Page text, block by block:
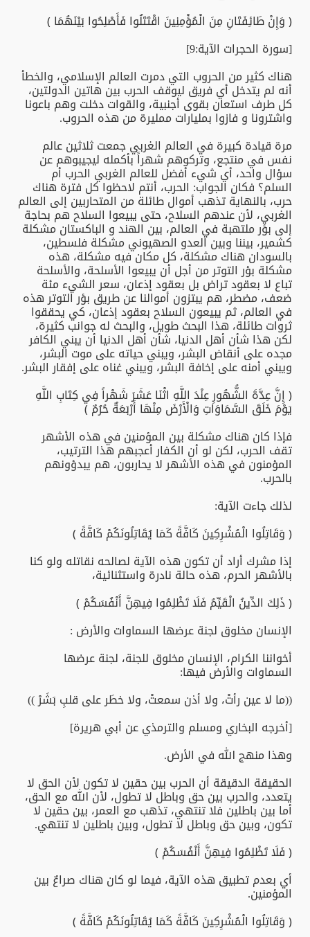
﴿ وَإِنْ طَائِفَتَانِ مِنَ الْمُؤْمِنِينَ اقْتَتَلُوا فَأَصْلِحُوا بَيْنَهُمَا ﴾
[سورة الحجرات الآية:9]
هناك كثير من الحروب التي دمرت العالم الإسلامي، والخطأ
أنه لم يتدخل أي فريق ليوقف الحرب بين هاتين الدولتين،
كل طرف استعان بقوى أجنبية، والقوات دخلت وهم باعونا
واشترونا و فازوا بمليارات ممليرة من هذه الحروب.
مرة قيادة كبيرة في العالم الغربي جمعت ثلاثين عالم
نفس في منتجع، وتركوهم شهراً بأكمله ليجيبوهم عن
سؤال واحد، أي شيء أفضل للعالم الغربي الحرب أم
السلم؟ فكان الجواب: الحرب، أنتم لاحظوا كل فترة هناك
حرب، بالنهاية تذهب أموال طائلة من المتحاربين إلى العالم
الغربي، لأن عندهم السلاح، حتى يبيعوا السلاح هم بحاجة
إلى بؤر ملتهبة في العالم، بين الهند و الباكستان مشكلة
كشمير، بيننا وبين العدو الصهيوني مشكلة فلسطين،
بالسودان هناك مشكلة، كل مكان فيه مشكلة، هذه
مشكلة بؤر التوتر من أجل أن يبيعوا الأسلحة، والأسلحة
تباع لا بعقود تراض بل بعقود إذعان، سعر الشيء مئة
ضعف، مضطر، هم يبتزون أموالنا عن طريق بؤر التوتر هذه
في العالم، ثم يبيعون السلاح بعقود إذعان، كي يحققوا
ثروات طائلة، هذا البحث طويل، والبحث له جوانب كثيرة،
لكن هذا شأن أهل الدنيا، شأن أهل الدنيا أن يبني الكافر
مجده على أنقاض البشر، ويبني حياته على موت البشر،
ويبني أمنه على إخافة البشر، ويبني غناه على إفقار البشر.
﴿ إِنَّ عِدَّةَ الشُّهُورِ عِنْدَ اللَّهِ اثْنَا عَشَرَ شَهْراً فِي كِتَابِ اللَّهِ
يَوْمَ خَلَقَ السَّمَاوَاتِ وَالْأَرْضَ مِنْهَا أَرْبَعَةٌ حُرُمٌ ﴾
فإذا كان هناك مشكلة بين المؤمنين في هذه الأشهر
تقف الحرب، لكن لو أن الكفار أعجبهم هذا الترتيب،
المؤمنون في هذه الأشهر لا يحاربون، هم يبدؤونهم
بالحرب.
لذلك جاءت الآية:
﴿ وَقَاتِلُوا الْمُشْرِكِينَ كَافَّةً كَمَا يُقَاتِلُونَكُمْ كَافَّةً ﴾
إذا مشرك أراد أن تكون هذه الآية لصالحه نقاتله ولو كنا
بالأشهر الحرم، هذه حالة نادرة واستثنائية،
﴿ ذَلِكَ الدِّينُ الْقَيِّمُ فَلَا تَظْلِمُوا فِيهِنَّ أَنْفُسَكُمْ ﴾
الإنسان مخلوق لجنة عرضها السماوات والأرض :
أخواننا الكرام، الإنسان مخلوق للجنة، لجنة عرضها
السماوات والأرض فيها:
((ما لا عين رأتْ، ولا أذن سمعتْ، ولا خطَر على قلبِ بَشَرْ ))
[أخرجه البخاري ومسلم والترمذي عن أبي هريرة]
وهذا منهج الله في الأرض.
الحقيقة الدقيقة أن الحرب بين حقين لا تكون لأن الحق لا
يتعدد، والحرب بين حق وباطل لا تطول، لأن الله مع الحق،
أما بين باطلين فلا تنتهي، تذهب مع العمر، بين حقين لا
تكون، وبين حق وباطل لا تطول، وبين باطلين لا تنتهي.
﴿ فَلَا تَظْلِمُوا فِيهِنَّ أَنْفُسَكُمْ ﴾
أي بعدم تطبيق هذه الآية، فيما لو كان هناك صراعٌ بين
المؤمنين.
﴿ وَقَاتِلُوا الْمُشْرِكِينَ كَافَّةً كَمَا يُقَاتِلُونَكُمْ كَافَّةً ﴾